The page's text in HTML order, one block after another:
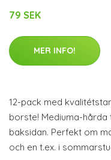
79 SEK
MER INFO!
12-pack med
borste! Mediuma-
baksidan. Perfekt om
och en t.ex. i